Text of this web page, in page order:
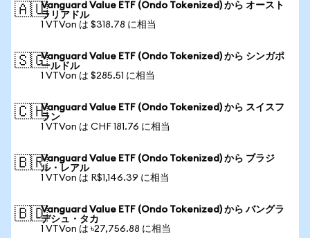
🇦🇺Vanguard Value ETF (Ondo Tokenized) から オースト
ラリアドル
1 VTVon は $318.78 に相当
🇸🇬Vanguard Value ETF (Ondo Tokenized) から シンガポ
ールドル
1 VTVon は $285.51 に相当
🇨🇭Vanguard Value ETF (Ondo Tokenized) から スイスフ
ラン
1 VTVon は CHF 181.76 に相当
🇧🇷Vanguard Value ETF (Ondo Tokenized) から ブラジ
ル・レアル
1 VTVon は R$1,146.39 に相当
🇧🇩Vanguard Value ETF (Ondo Tokenized) から バングラ
デシュ・タカ
1 VTVon は ৳27,756.88 に相当